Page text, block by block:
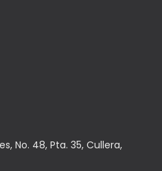
No. 48, Pta. 35, Cullera,